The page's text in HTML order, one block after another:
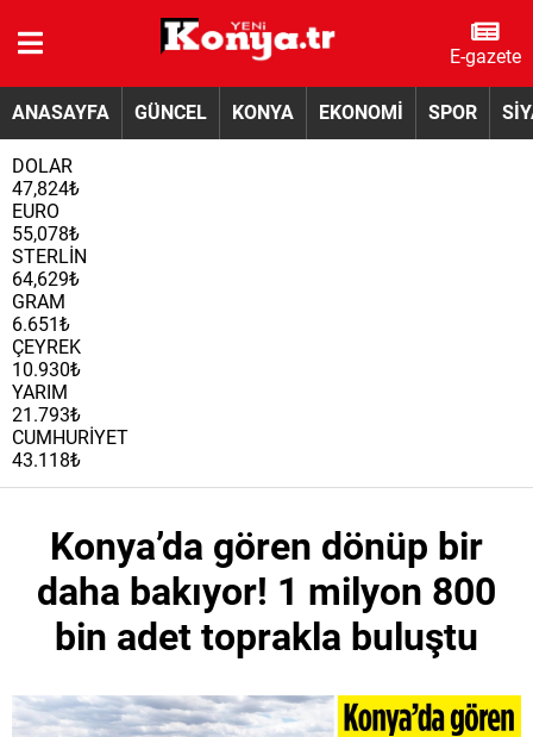
E-gazete
ANASAYFA GÜNCEL KONYA EKONOMİ SPOR
DOLAR
47,824₺
EURO
55,078₺
STERLİN
64,629₺
GRAM
6.651₺
ÇEYREK
10.930₺
YARIM
21.793₺
CUMHURİYET
43.118₺
Konya’da gören dönüp bir
daha bakıyor! 1 milyon 800
bin adet toprakla buluştu